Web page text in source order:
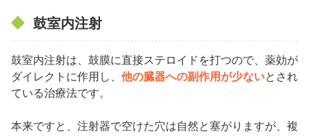
鼓室内注射
鼓室内注射は、鼓膜に直接ステロイドを打つので、薬効が
ダイレクトに作用し、 他の臓器への副作用が少ないとされ
ている治療法です。
本来ですと、注射器で空けた穴は自然と塞がりますが、複